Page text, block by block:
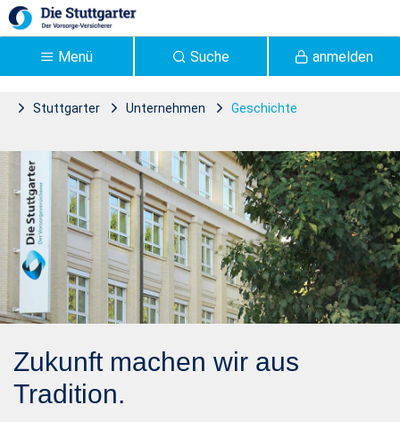
Zum Hauptinhalt springen
anmelden
Suche
Menü
Stuttgarter Unternehmen Geschichte
Versicherung - Stuttgarter
Zukunft machen wir aus
Tradition.